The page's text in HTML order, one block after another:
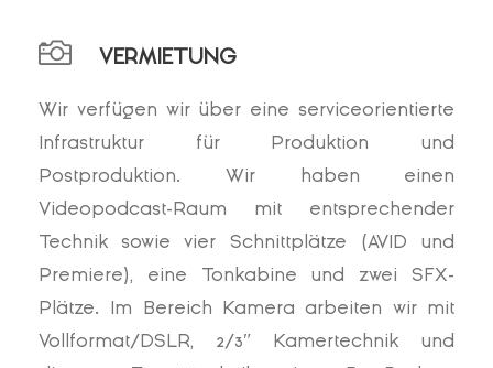
VERMIETUNG
Wir verfügen wir über eine serviceorientierte
Infrastruktur für Produktion und
Postproduktion. Wir haben einen
Videopodcast-Raum mit entsprechender
Technik sowie vier Schnittplätze (AVID und
Premiere), eine Tonkabine und zwei SFX-
Plätze. Im Bereich Kamera arbeiten wir mit
Vollformat/DSLR, 2/3″ Kamertechnik und